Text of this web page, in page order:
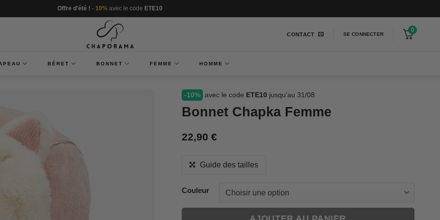
Offre d'été ! - 10% avec le code ETE10
CONTACT SE CONNECTER
0
BÉRET BONNET FEMME HOMME
-10% avec le code ETE10 jusqu'au 31/08
Bonnet Chapka Femme
22,90 €
Guide des tailles
Couleur